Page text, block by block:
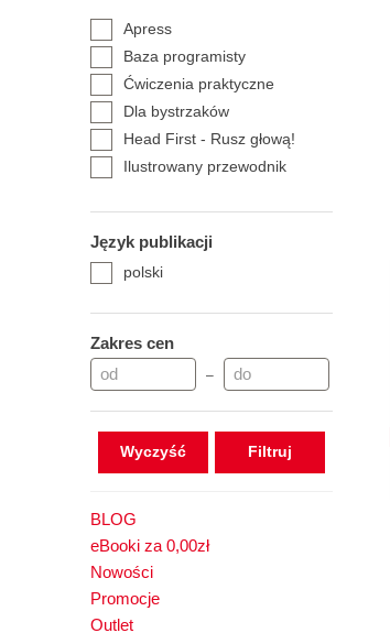
Apress
Baza programisty
Ćwiczenia praktyczne
Dla bystrzaków
Head First - Rusz głową!
Ilustrowany przewodnik
Owoce programowania
Receptury
Technologia i rozwiązania
Wrox
Zacznij od Pythona
Zadania z programowania
Język publikacji
polski
Zakres cen
–
Wyczyść
BLOG
eBooki za 0,00zł
Nowości
Promocje
Outlet